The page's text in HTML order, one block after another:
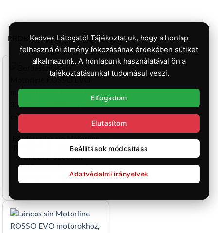
ÉRDEKELHETNEK MÉG…
Bordásszíjas sín Motorline
ROSSO EVO motorokhoz,
CFCCCP 3200mm –
4000mm, extra csendes
32.990 FtÁrtartomány:
50.990 Ft
Kedves Látogató! Tájékoztatjuk, hogy a honlap
felhasználói élmény fokozásának érdekében sütiket
alkalmazunk. A honlapunk használatával ön a
tájékoztatásunkat tudomásul veszi.
Elfogadom
Elutasítom
Beállítások módosítása
Adatvédelmi irányelvek